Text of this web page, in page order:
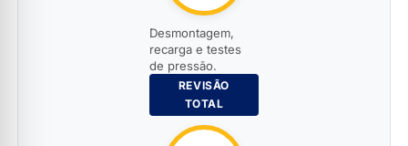
Desmontagem,
recarga e testes
de pressão.
REVISÃO
TOTAL